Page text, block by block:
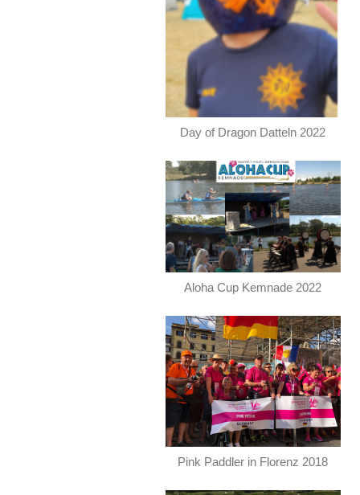
Day of Dragon Datteln 2022
Aloha Cup Kemnade 2022
Pink Paddler in Florenz 2018